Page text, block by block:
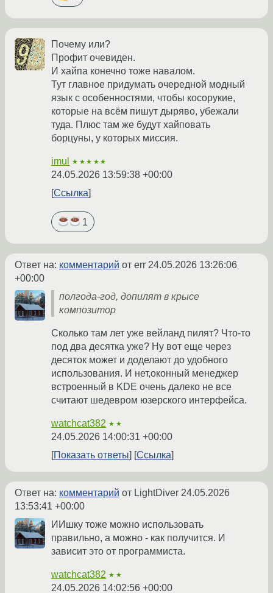
Почему или?
Профит очевиден.
И хайпа конечно тоже навалом.
Тут главное придумать очередной модный
язык с особенностями, чтобы косорукие,
которые на всём пишут дыряво, убежали
туда. Плюс там же будут хайповать
борцуны, у которых миссия.
imul ★★★★★
24.05.2026 13:59:38 +00:00
Ссылка
1
Ответ на: комментарий от err 24.05.2026 13:26:06
+00:00
полгода-год, допилят в крысе
композитор
Сколько там лет уже вейланд пилят? Что-то
под два десятка уже? Ну вот еще через
десяток может и доделают до удобного
использования. И нет,оконный менеджер
встроенный в KDE очень далеко не все
считают шедевром юзерского интерфейса.
watchcat382 ★★
24.05.2026 14:00:31 +00:00
Показать ответы
Ссылка
Ответ на: комментарий от LightDiver 24.05.2026
13:53:41 +00:00
ИИшку тоже можно использовать
правильно, а можно - как получится. И
зависит это от программиста.
watchcat382 ★★
24.05.2026 14:02:56 +00:00